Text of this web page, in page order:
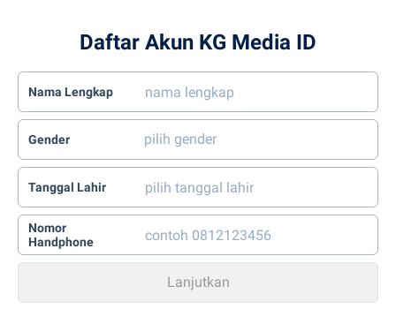
Daftar Akun KG Media ID
Nama Lengkap
Gender
Tanggal Lahir
Nomor
Handphone